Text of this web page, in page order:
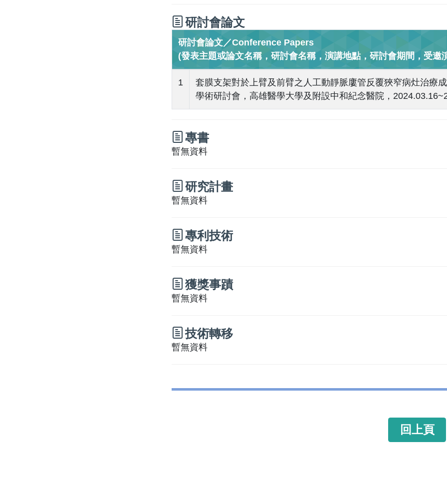
研討會論文
研討會論文／Conference Papers
(發表主題或論文名稱，研討會名稱，演講地點，研討會期間，受邀
1
套膜支架對於上臂及前臂之人工動靜脈廔管反覆狹窄病灶治療
學術研討會，高雄醫學大學及附設中和紀念醫院，
專書
暫無資料
研究計畫
暫無資料
專利技術
暫無資料
獲獎事蹟
暫無資料
技術轉移
暫無資料
回上頁